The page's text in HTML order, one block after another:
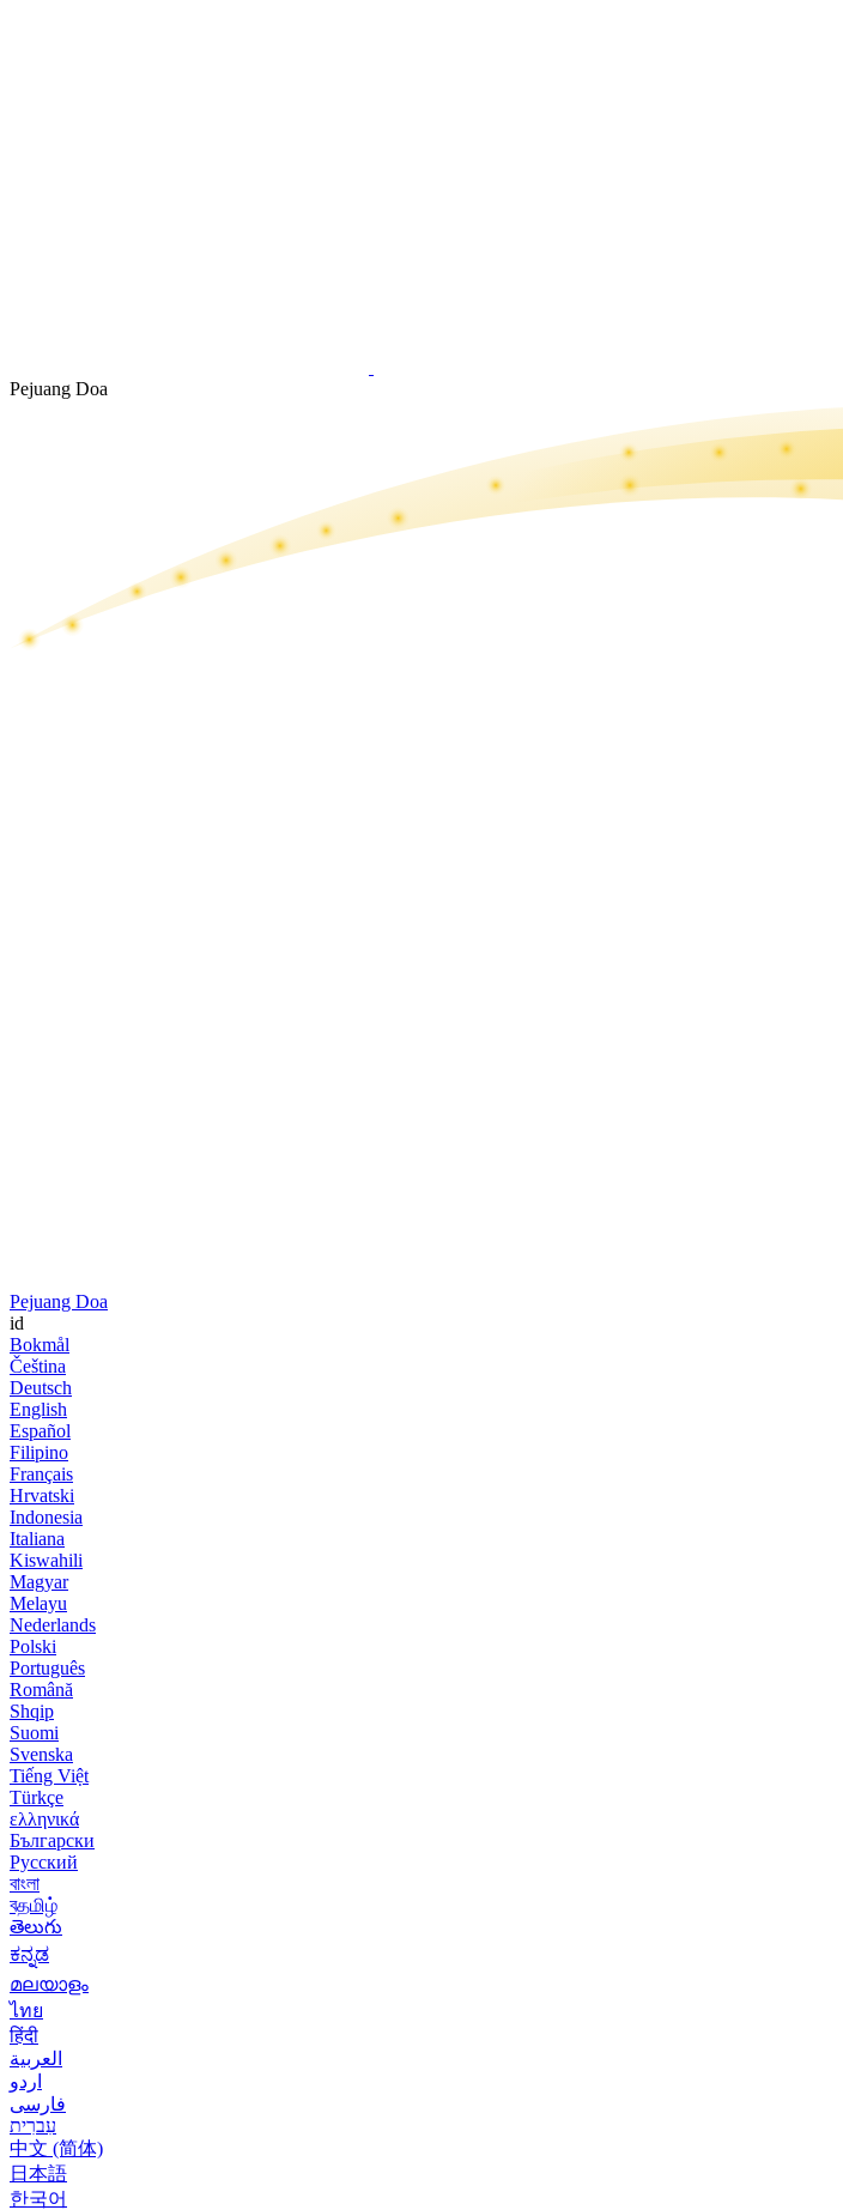
Pejuang Doa
Pejuang Doa
id
Bokmål
Čeština
Deutsch
English
Español
Filipino
Français
Hrvatski
Indonesia
Italiana
Kiswahili
Magyar
Melayu
Nederlands
Polski
Português
Română
Shqip
Suomi
Svenska
Tiếng Việt
Türkçe
ελληνικά
Български
Русский
বাংলা
বதமிழ்
తెలుగు
ಕನ್ನಡ
മലയാളം
ไทย
हिंदी
العربية
اردو
فارسی
עִברִית
中文 (简体)
日本語
한국어